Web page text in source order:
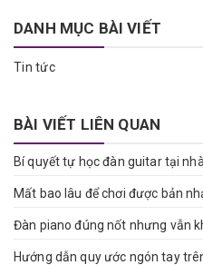
DANH MỤC BÀI VIẾT
Tin tức
BÀI VIẾT LIÊN QUAN
Bí quyết tự học đàn guitar tại
Mất bao lâu để chơi được bản
Đàn piano đúng nốt nhưng vẫn
Hướng dẫn quy ước ngón tay